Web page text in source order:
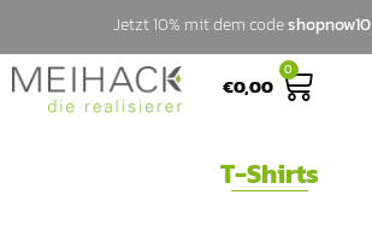
Jetzt 10% mit dem codeshopnow10
€0,00
0
T-Shirts